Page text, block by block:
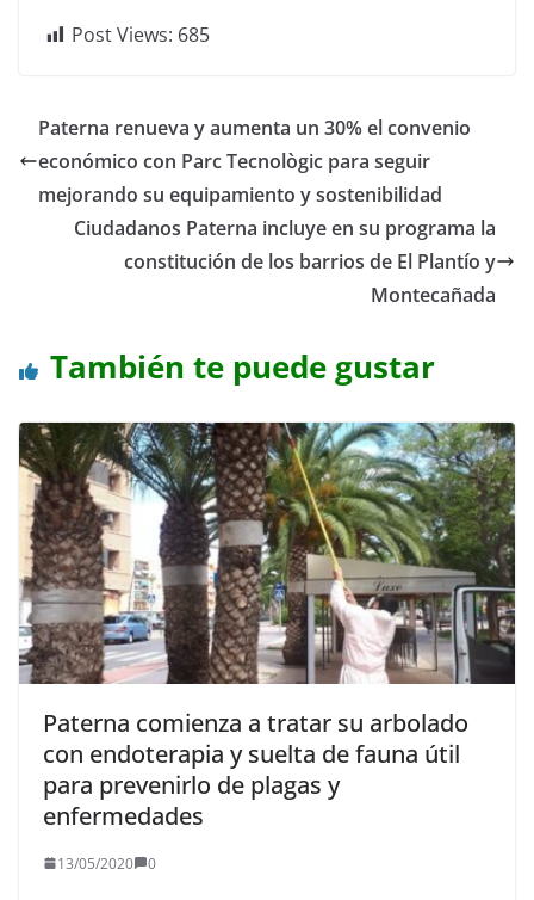
Post Views: 685
Paterna renueva y aumenta un 30% el convenio
económico con Parc Tecnològic para seguir
mejorando su equipamiento y sostenibilidad
Ciudadanos Paterna incluye en su programa la
constitución de los barrios de El Plantío y
Montecañada
También te puede gustar
Paterna comienza a tratar su arbolado
con endoterapia y suelta de fauna útil
para prevenirlo de plagas y
enfermedades
13/05/2020 0